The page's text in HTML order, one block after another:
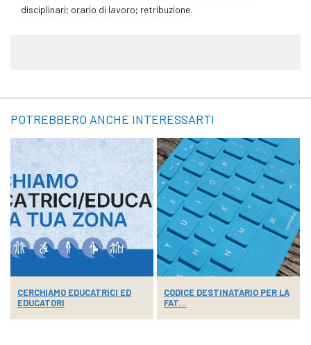
disciplinari; orario di lavoro; retribuzione.
POTREBBERO ANCHE INTERESSARTI
CERCHIAMO EDUCATRICI ED
EDUCATORI
CODICE DESTINATARIO PER LA
FAT...